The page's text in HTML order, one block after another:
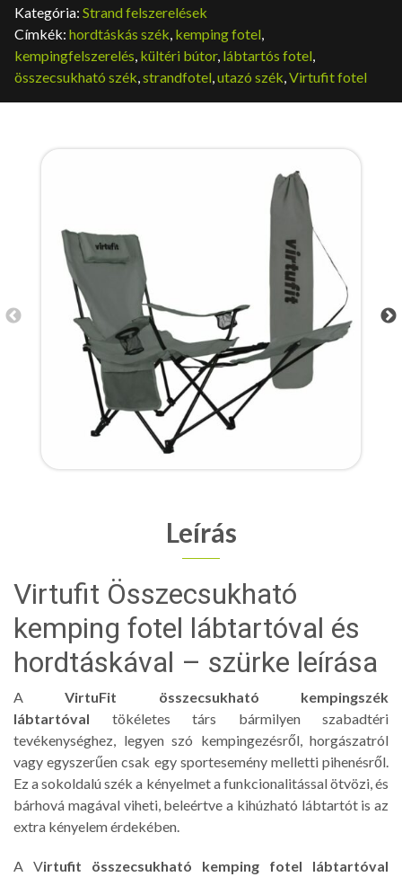
Kategória: Strand felszerelések
Címkék: hordtáskás szék, kemping fotel,
kempingfelszerelés, kültéri bútor, lábtartós fotel,
összecsukható szék,strandfotel,utazó szék,Virtufit fotel
Leírás
Virtufit Összecsukható
kemping fotel lábtartóval és
hordtáskával – szürke leírása
AVirtuFit összecsukható kempingszék
lábtartóval tökéletes társ bármilyen szabadtéri
tevékenységhez, legyen szó kempingezésről, horgászatról
vagy egyszerűen csak egy sportesemény melletti pihenésről.
Ez a sokoldalú szék a kényelmet a funkcionalitással ötvözi, és
bárhová magával viheti, beleértve a kihúzható lábtartót is az
extra kényelem érdekében.
A Virtufit összecsukható kemping fotel lábtartóval